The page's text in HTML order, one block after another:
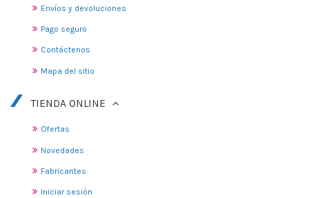
Envíos y devoluciones
Pago seguro
Contáctenos
Mapa del sitio
TIENDA ONLINE
Ofertas
Novedades
Fabricantes
Iniciar sesión